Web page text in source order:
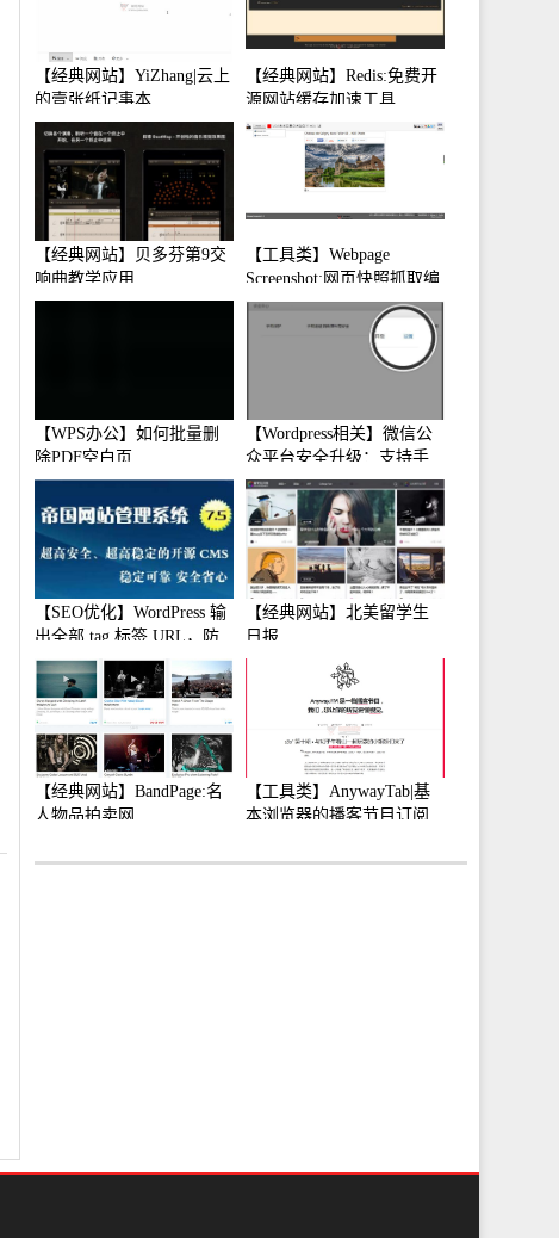
【经典网站】YiZhang|云上
的壹张纸记事本
【经典网站】Redis:免费开
源网站缓存加速工具
【经典网站】贝多芬第9交
响曲教学应用
【工具类】Webpage
Screenshot:网页快照抓取编
辑工具
【WPS办公】如何批量删
除PDF空白页
【Wordpress相关】微信公
众平台安全升级：支持手
机保护
【SEO优化】WordPress 输
出全部 tag 标签 URL，防
止中文转码
【经典网站】北美留学生
日报
【经典网站】BandPage:名
人物品拍卖网
【工具类】AnywayTab|基
本浏览器的播客节目订阅